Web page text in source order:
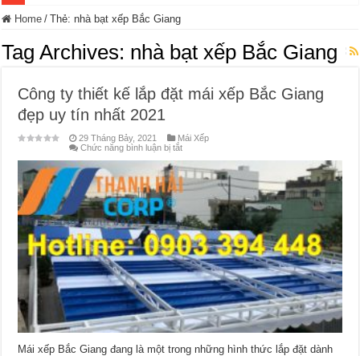
Home / Thẻ:nhà bạt xếp Bắc Giang
Tag Archives: nhà bạt xếp Bắc Giang
Công ty thiết kế lắp đặt mái xếp Bắc Giang
đẹp uy tín nhất 2021
29 Tháng Bảy, 2021
Mái Xếp
Chức năng bình luận bị tắtở
ty
thiết
kế
lắp
mái
xếp
Bắc
Giang
đẹp
uy
tín
nhất
2021
Mái xếp Bắc Giang đang là một trong những hình thức lắp đặt dành